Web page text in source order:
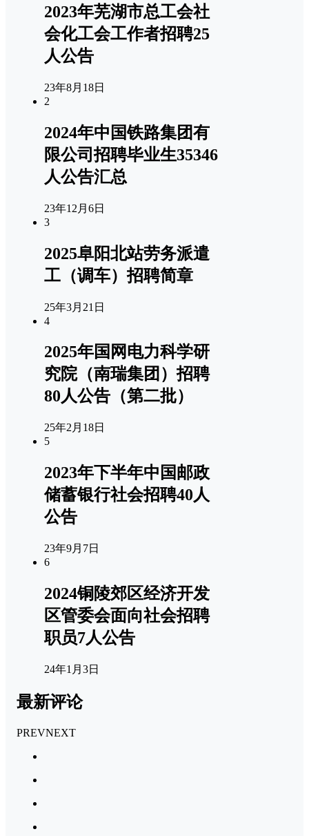
2023年芜湖市总工会社
会化工会工作者招聘25
人公告
23年8月18日
2
2024年中国铁路集团有
限公司招聘毕业生35346
人公告汇总
23年12月6日
3
2025阜阳北站劳务派遣
工（调车）招聘简章
25年3月21日
4
2025年国网电力科学研
究院（南瑞集团）招聘
80人公告（第二批）
25年2月18日
5
2023年下半年中国邮政
储蓄银行社会招聘40人
公告
23年9月7日
6
2024铜陵郊区经济开发
区管委会面向社会招聘
职员7人公告
24年1月3日
最新评论
PREVNEXT